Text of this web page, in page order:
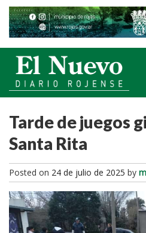
Tarde de juegos
Santa Rita
Posted on 24 de julio de 2025 by